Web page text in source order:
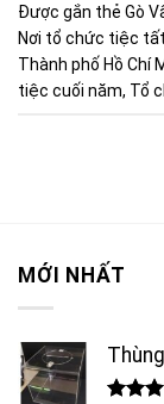
Được gắn thẻ Gò
Nơi tổ chức tiệc
Thành phố Hồ Chí
tiệc cuối năm, Tổ
MỚI NHẤT